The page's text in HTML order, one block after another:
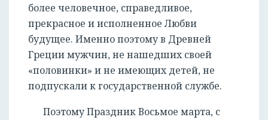
более человечное, справедливое,
прекрасное и исполненное Любви
будущее. Именно поэтому в Древней
Греции мужчин, не нашедших своей
«половинки» и не имеющих детей, не
подпускали к государственной службе.
Поэтому Праздник Восьмое марта, с